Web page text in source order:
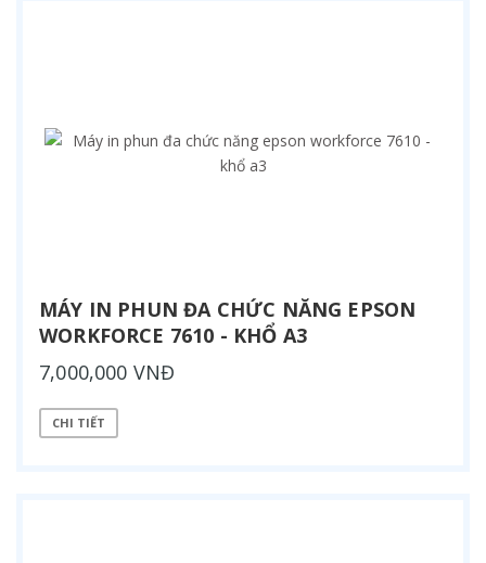
MÁY IN PHUN ĐA CHỨC NĂNG EPSON
WORKFORCE 7610 - KHỔ A3
7,000,000 VNĐ
CHI TIẾT